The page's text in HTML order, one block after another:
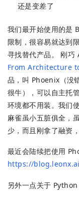
还是变差了
我们最开始使用的是
限制，很容易就达到
寻找替代产品。 刚
From Architecture
品，叫 Phoenix（没
很牛），可以自主托
环境都不用装。我们
麻雀虽小五脏俱全，
少，而且刚拿了融资
最近会陆续把使用
https://
另外一点关于 Python